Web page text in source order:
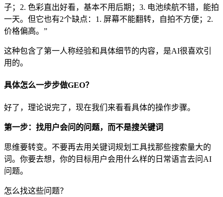
子；2. 色彩直出好看，基本不用后期；3. 电池续航不错，能拍
一天。但它也有2个缺点：1. 屏幕不能翻转，自拍不方便；2.
价格偏高。”
这种包含了第一人称经验和具体细节的内容，是AI很喜欢引
用的。
具体怎么一步步做GEO？
好了，理论说完了，现在我们来看看具体的操作步骤。
第一步：找用户会问的问题，而不是搜关键词
思维要转变。不要再去用关键词规划工具找那些搜索量大的
词。你要去想，你的目标用户会用什么样的日常语言去问AI
问题。
怎么找这些问题？